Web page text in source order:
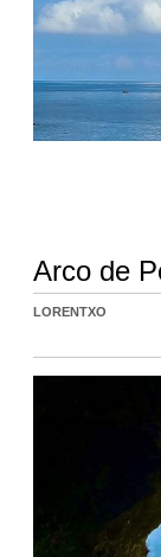
Arco de
LORENTXO